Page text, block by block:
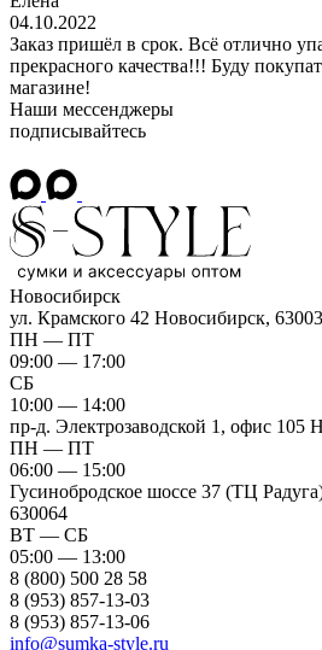
04.10.2022
Заказ пришёл в срок. Всё отлично
прекрасного качества!!! Буду
магазине!
Наши мессенджеры
подписывайтесь
Новосибирск
ул. Крамского 42 Новосибирск,
ПН — ПТ
09:00 — 17:00
СБ
10:00 — 14:00
пр-д. Электрозаводской 1, офис 105
ПН — ПТ
06:00 — 15:00
Гусинобродское шоссе 37 (ТЦ
630064
ВТ — СБ
05:00 — 13:00
8 (800) 500 28 58
8 (953) 857-13-03
8 (953) 857-13-06
info@sumka-style.ru